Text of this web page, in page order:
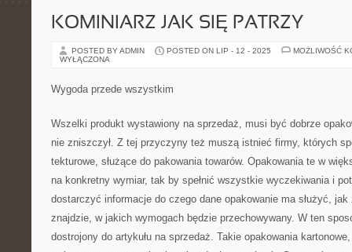
KOMINIARZ JAK SIĘ PATRZY
POSTED BY ADMIN POSTED ON LIP - 12 - 2025
MOŻLIWOŚĆ
WYŁĄCZONA
Wygoda przede wszystkim
Wszelki produkt wystawiony na sprzedaż, musi być dobrze
nie zniszczył. Z tej przyczyny też muszą istnieć firmy, których
tekturowe, służące do pakowania towarów. Opakowania te w
na konkretny wymiar, tak by spełnić wszystkie wyczekiwania i
dostarczyć informacje do czego dane opakowanie ma służyć,
znajdzie, w jakich wymogach będzie przechowywany. W ten
dostrojony do artykułu na sprzedaż. Takie opakowania